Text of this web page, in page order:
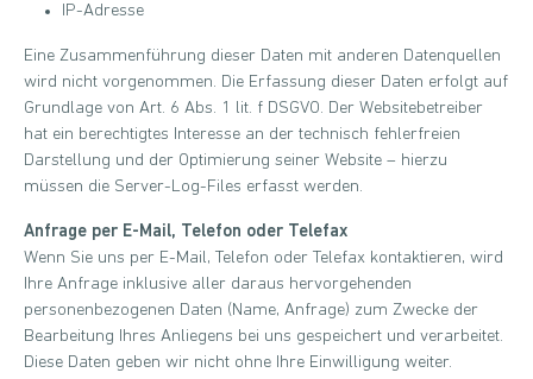
IP-Adresse
Eine Zusammenführung dieser Daten mit anderen Datenquellen
wird nicht vorgenommen. Die Erfassung dieser Daten erfolgt auf
Grundlage von Art. 6 Abs. 1 lit. f DSGVO. Der Websitebetreiber
hat ein berechtigtes Interesse an der technisch fehlerfreien
Darstellung und der Optimierung seiner Website – hierzu
müssen die Server-Log-Files erfasst werden.
Anfrage per E-Mail, Telefon oder Telefax
Wenn Sie uns per E-Mail, Telefon oder Telefax kontaktieren, wird
Ihre Anfrage inklusive aller daraus hervorgehenden
personenbezogenen Daten (Name, Anfrage) zum Zwecke der
Bearbeitung Ihres Anliegens bei uns gespeichert und verarbeitet.
Diese Daten geben wir nicht ohne Ihre Einwilligung weiter.